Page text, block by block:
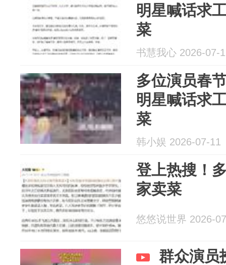
明星喊话求
菜
书慧我心 2026-07-
多位演员春
明星喊话求
菜
韩小娱 2026-07-11
登上热搜！
家卖菜
悠悠说世界 2026-
群众演员